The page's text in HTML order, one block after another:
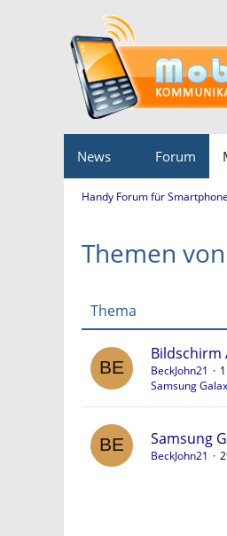
News Forum
Handy Forum für
Themen
Thema
Bildschirm
BeckJohn21
Samsung
Samsung
BeckJohn21